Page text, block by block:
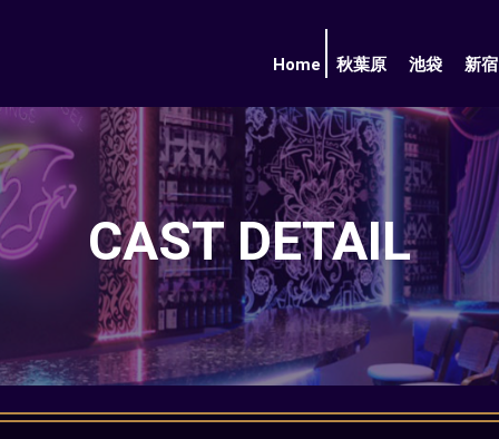
Home 秋葉原 池袋 新宿
CAST DETAIL